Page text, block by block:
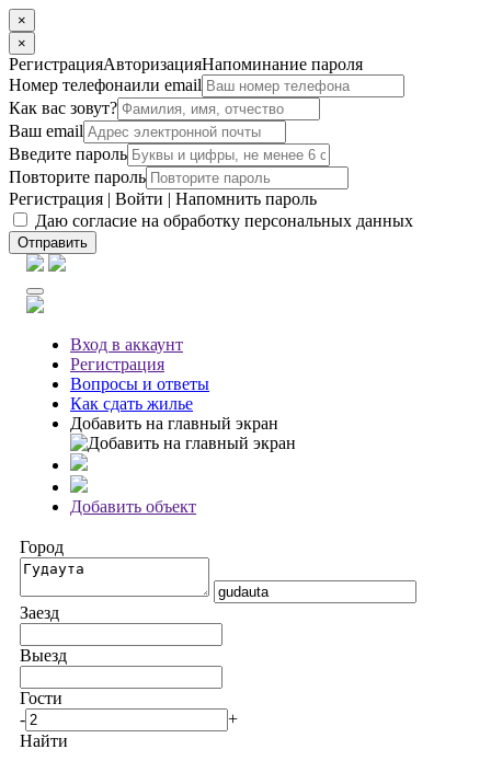
×
×
РегистрацияАвторизацияНапоминание пароля
Номер телефонаили email
Как вас зовут?
Ваш email
Введите пароль
Повторите пароль
Регистрация | Войти | Напомнить пароль
Даю согласие на обработку персональных данных
Отправить
Вход в аккаунт
Регистрация
Вопросы и ответы
Как сдать жилье
Добавить на главный экран
Добавить объект
Город
Заезд
Выезд
Гости
-
+
Найти